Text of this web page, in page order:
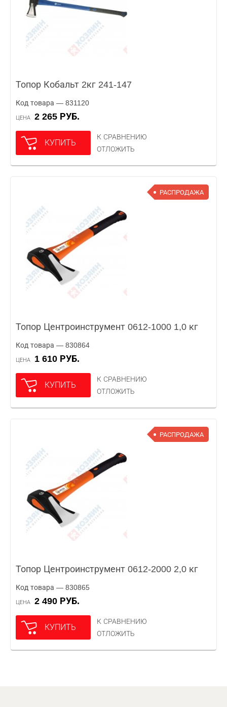
Топор Кобальт 2кг 241-147
Код товара — 831120
ЦЕНА 2 265 РУБ.
КУПИТЬ
К СРАВНЕНИЮ
ОТЛОЖИТЬ
РАСПРОДАЖА
Топор Центроинструмент 0612-1000 1,0 кг
Код товара — 830864
ЦЕНА 1 610 РУБ.
КУПИТЬ
К СРАВНЕНИЮ
ОТЛОЖИТЬ
РАСПРОДАЖА
Топор Центроинструмент 0612-2000 2,0 кг
Код товара — 830865
ЦЕНА 2 490 РУБ.
КУПИТЬ
К СРАВНЕНИЮ
ОТЛОЖИТЬ